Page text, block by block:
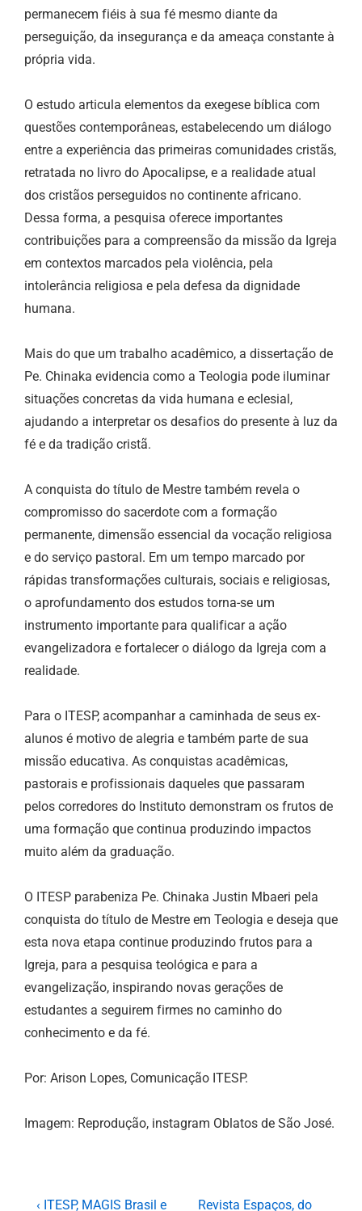
permanecem fiéis à sua fé mesmo diante da
perseguição, da insegurança e da ameaça constante à
própria vida.
O estudo articula elementos da exegese bíblica com
questões contemporâneas, estabelecendo um diálogo
entre a experiência das primeiras comunidades cristãs,
retratada no livro do Apocalipse, e a realidade atual
dos cristãos perseguidos no continente africano.
Dessa forma, a pesquisa oferece importantes
contribuições para a compreensão da missão da Igreja
em contextos marcados pela violência, pela
intolerância religiosa e pela defesa da dignidade
humana.
Mais do que um trabalho acadêmico, a dissertação de
Pe. Chinaka evidencia como a Teologia pode iluminar
situações concretas da vida humana e eclesial,
ajudando a interpretar os desafios do presente à luz da
fé e da tradição cristã.
A conquista do título de Mestre também revela o
compromisso do sacerdote com a formação
permanente, dimensão essencial da vocação religiosa
e do serviço pastoral. Em um tempo marcado por
rápidas transformações culturais, sociais e religiosas,
o aprofundamento dos estudos torna-se um
instrumento importante para qualificar a ação
evangelizadora e fortalecer o diálogo da Igreja com a
realidade.
Para o ITESP, acompanhar a caminhada de seus ex-
alunos é motivo de alegria e também parte de sua
missão educativa. As conquistas acadêmicas,
pastorais e profissionais daqueles que passaram
pelos corredores do Instituto demonstram os frutos de
uma formação que continua produzindo impactos
muito além da graduação.
O ITESP parabeniza Pe. Chinaka Justin Mbaeri pela
conquista do título de Mestre em Teologia e deseja que
esta nova etapa continue produzindo frutos para a
Igreja, para a pesquisa teológica e para a
evangelização, inspirando novas gerações de
estudantes a seguirem firmes no caminho do
conhecimento e da fé.
Por: Arison Lopes, Comunicação ITESP.
Imagem: Reprodução, instagram Oblatos de São José.
‹ ITESP, MAGIS Brasil e Revista Espaços, do